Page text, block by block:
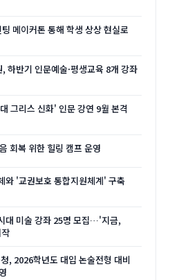
메이커톤 통해 학생 상상 현실로
하반기 인문예술·평생교육 8개 강좌
그리스 신화' 인문 강연 9월 본격
회복 위한 힐링 캠프 운영
와 '교권보호 통합지원체계' 구축
대 미술 강좌 25명 모집…'지금,
, 2026학년도 대입 논술전형 대비